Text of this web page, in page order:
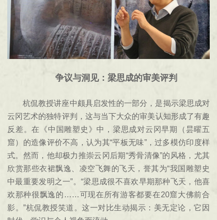
争议与洞见：梁思成的审美评判
杭侃教授讲座中颇具启发性的一部分，是揭示梁思成对
云冈艺术的独特评判，这与当下大众的审美认知形成了有趣
反差。在《中国雕塑史》中，梁思成对云冈早期（昙曜五
窟）的造像评价不高，认为其“平板无味”，过多模仿印度样
式。然而，他却极力推崇云冈后期“秀骨清像”的风格，尤其
欣赏那些衣裙飘逸、凌空飞舞的飞天，誉其为“我国雕塑史
中最重要发明之一”。“梁思成很不喜欢早期那种飞天，他喜
欢那种很飘逸的……可现在所有游客都要在20窟大佛前合
影。”杭侃教授笑道。这一对比生动揭示：美无定论，它因